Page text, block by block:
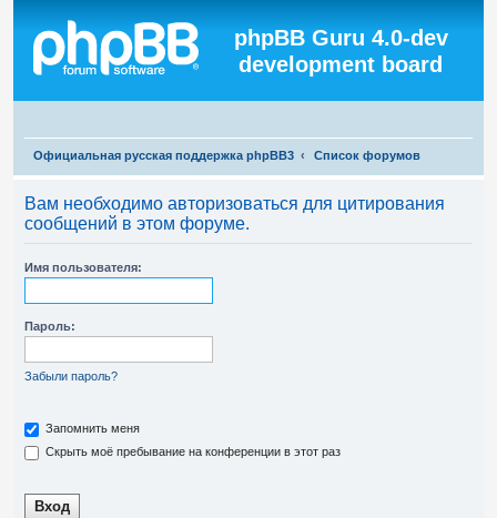
phpBB Guru 4.0-dev
development board
Официальная русская поддержка phpBB3 Список форумов
Вам необходимо авторизоваться для цитирования
сообщений в этом форуме.
Имя пользователя:
Пароль:
Забыли пароль?
Запомнить меня
Скрыть моё пребывание на конференции в этот раз